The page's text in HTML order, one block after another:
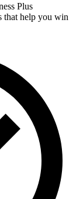
Plus
that help you win